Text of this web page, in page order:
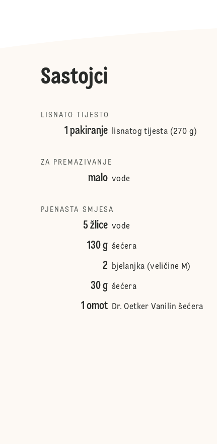
Sastojci
LISNATO TIJESTO
1 pakiranje lisnatog tijesta (270 g)
ZA PREMAZIVANJE
malo vode
PJENASTA SMJESA
5 žlice vode
130 g šećera
2 bjelanjka (veličine M)
30 g šećera
1 omot Dr. Oetker Vanilin šećera